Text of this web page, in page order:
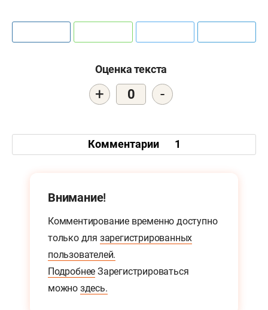
Оценка текста
+ 0 -
Комментарии 1
Внимание!
Комментирование временно доступно
только для зарегистрированных
пользователей.
Подробнее Зарегистрироваться
можно здесь.